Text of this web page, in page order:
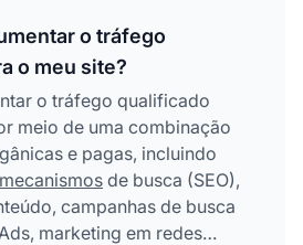
o tráfego
o meu site?
o tráfego qualificado
meio de uma combinação
e pagas, incluindo
de busca (SEO),
campanhas de busca
marketing em redes